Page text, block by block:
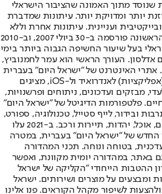
שנוסד מתוך האמונה שהציבור הישראלי
יותר ומדויקת יותר. עיתונות שמדברת
ועניינית. עיתונות אחרת וללא
תשלום. המהדורה המודפסת הראשונה פורסמה ב-30 ביולי 2007, וב-2010
בעל שיעור החשיפה הגבוה ביותר בימי
אדלסון. העורך הראשי הוא עמר לחמנוביץ,
אתרי האינטרנט של "ישראל היום" בעברית
ובאנגלית, כמו כן היישומונים (אפליקציות) לאנדרואיד ול-iOS, מציגים
מבזקים ועדכונים, ניתוחים ופרשנויות,
פלטפורמות הדיגיטל של "ישראל היום"
ובידור, לייף סטייל, טכנולוגיה, ספורט,
כלכלה וצרכנות, בריאות, חיילים, אוכל, יהדות, תיירות ורכב. ב-2021 עלו
החדש של "ישראל היום" בעברית, במטרה
בטוחה ונוחה. תכני המהדורה
באתר, במהדורה יומית מקוונת, ואפשר
ההטבות הייחודי "הקליקה של ישראל
ומבצעים על מוצרים ושירותים. ישראל
לשיפור מקהל הקוראים. פנו אלינו